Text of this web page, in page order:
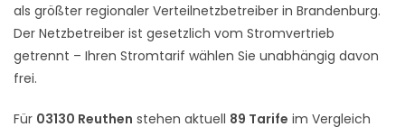
als größter regionaler Verteilnetzbetreiber in Brandenburg.
Der Netzbetreiber ist gesetzlich vom Stromvertrieb
getrennt – Ihren Stromtarif wählen Sie unabhängig davon
frei.
Für 03130 Reuthen stehen aktuell 89 Tarife im Vergleich